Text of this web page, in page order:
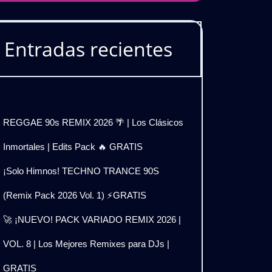
Entradas recientes
REGGAE 90s REMIX 2026 🌴 | Los Clásicos
Inmortales | Edits Pack 🔥 GRATIS
¡Solo Himnos! TECHNO TRANCE 90S
(Remix Pack 2026 Vol. 1) ⚡GRATIS
🚀 ¡NUEVO! PACK VARIADO REMIX 2026 |
VOL. 8 | Los Mejores Remixes para DJs |
GRATIS